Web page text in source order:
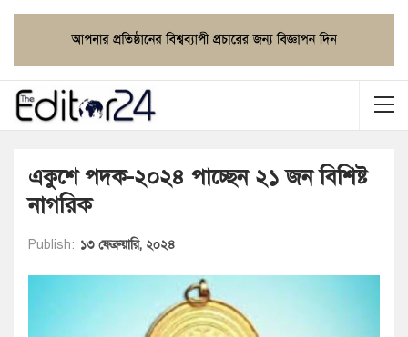
একুশে পদক-২০২৪ পাচ্ছেন ২১ জন বিশিষ্ট
নাগরিক
Publish: ১৩ ফেব্রুয়ারি, ২০২৪